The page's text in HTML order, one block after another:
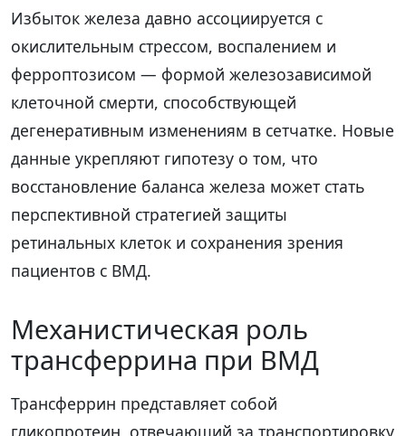
Избыток железа давно ассоциируется с
окислительным стрессом, воспалением и
ферроптозисом — формой железозависимой
клеточной смерти, способствующей
дегенеративным изменениям в сетчатке. Новые
данные укрепляют гипотезу о том, что
восстановление баланса железа может стать
перспективной стратегией защиты
ретинальных клеток и сохранения зрения
пациентов с ВМД.
Механистическая роль
трансферрина при ВМД
Трансферрин представляет собой
гликопротеин, отвечающий за транспортировку